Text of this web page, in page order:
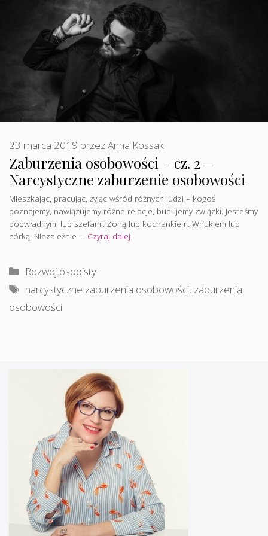
Zaburzenia osobowości – cz. 2 –
Narcystyczne zaburzenie osobowości
23 marca 2019 przezAnna Kossak
Mieszkając, pracując, żyjąc wśród różnych ludzi – kogoś
poznajemy, nawiązujemy różne relacje, budujemy związki. Jesteśmy
podwładnymi lub szefami. Żoną lub kochankiem. Wnukiem lub
córką. Niezależnie … Czytaj dalej
Kategorie
Rozwój osobisty
Tagi
narcystyczne zaburzenia osobowości, zaburzenia
osobowości